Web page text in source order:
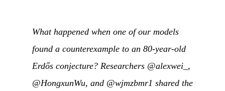
What happened when one of our models
found a counterexample to an 80-year-old
Erdős conjecture? Researchers @alexwei_,
@HongxunWu, and @wjmzbmr1 shared the